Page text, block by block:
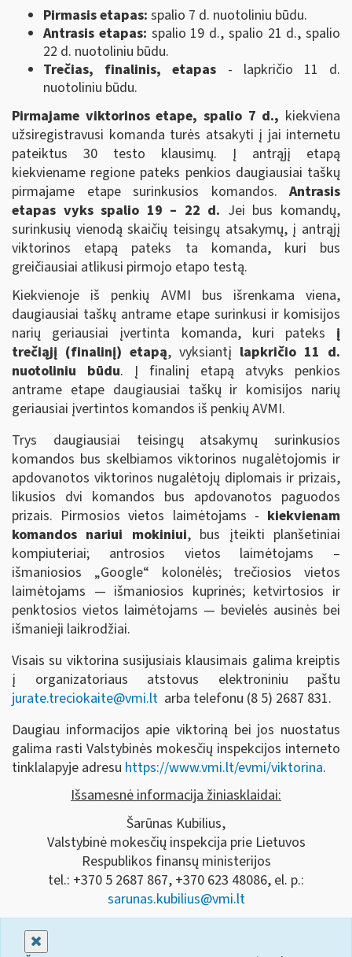
Pirmasis etapas: spalio 7 d. nuotoliniu būdu.
Antrasis etapas: spalio 19 d., spalio 21 d., spalio
22 d. nuotoliniu būdu.
Trečias, finalinis, etapas - lapkričio 11 d.
nuotoliniu būdu.
Pirmajame viktorinos etape, spalio 7 d., kiekviena
užsiregistravusi komanda turės atsakyti į jai internetu
pateiktus 30 testo klausimų. Į antrąjį etapą
kiekviename regione pateks penkios daugiausiai taškų
pirmajame etape surinkusios komandos. Antrasis
etapas vyks spalio 19 – 22 d. Jei bus komandų,
surinkusių vienodą skaičių teisingų atsakymų, į antrąjį
viktorinos etapą pateks ta komanda, kuri bus
greičiausiai atlikusi pirmojo etapo testą.
Kiekvienoje iš penkių AVMI bus išrenkama viena,
daugiausiai taškų antrame etape surinkusi ir komisijos
narių geriausiai įvertinta komanda, kuri pateks į
trečiąjį (finalinį) etapą, vyksiantį lapkričio 11 d.
nuotoliniu būdu. Į finalinį etapą atvyks penkios
antrame etape daugiausiai taškų ir komisijos narių
geriausiai įvertintos komandos iš penkių AVMI.
Trys daugiausiai teisingų atsakymų surinkusios
komandos bus skelbiamos viktorinos nugalėtojomis ir
apdovanotos viktorinos nugalėtojų diplomais ir prizais,
likusios dvi komandos bus apdovanotos paguodos
prizais. Pirmosios vietos laimėtojams - kiekvienam
komandos nariui mokiniui, bus įteikti planšetiniai
kompiuteriai; antrosios vietos laimėtojams –
išmaniosios „Google“ kolonėlės; trečiosios vietos
laimėtojams — išmaniosios kuprinės; ketvirtosios ir
penktosios vietos laimėtojams — bevielės ausinės bei
išmanieji laikrodžiai.
Visais su viktorina susijusiais klausimais galima kreiptis
į organizatoriaus atstovus elektroniniu paštu
jurate.treciokaite@vmi.lt arba telefonu (8 5) 2687 831.
Daugiau informacijos apie viktoriną bei jos nuostatus
galima rasti Valstybinės mokesčių inspekcijos interneto
tinklalapyje adresu https://www.vmi.lt/evmi/viktorina.
Išsamesnė informacija žiniasklaidai:
Šarūnas Kubilius,
Valstybinė mokesčių inspekcija prie Lietuvos
Respublikos finansų ministerijos
tel.: +370 5 2687 867, +370 623 48086, el. p.:
sarunas.kubilius@vmi.lt